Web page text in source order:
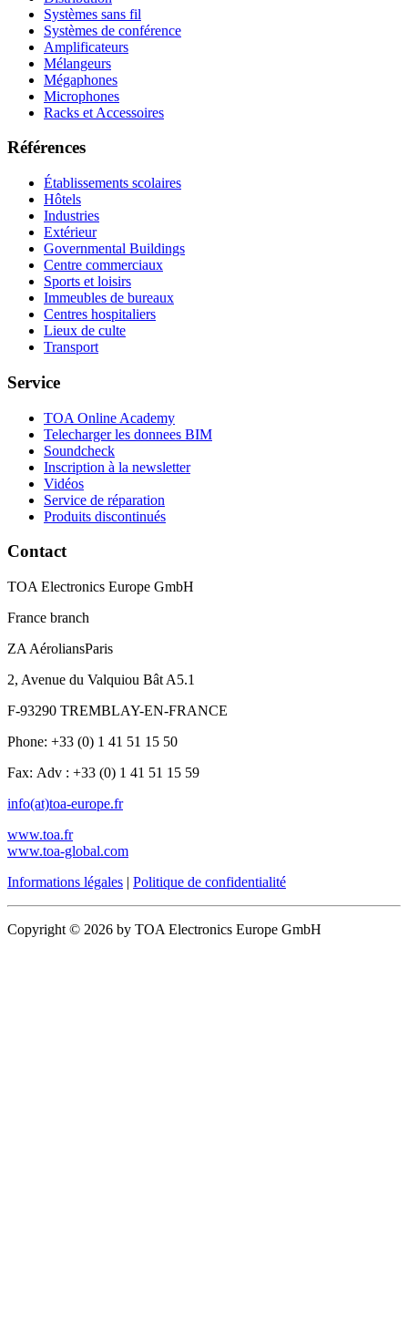
Systèmes sans fil
Systèmes de conférence
Amplificateurs
Mélangeurs
Mégaphones
Microphones
Racks et Accessoires
Références
Établissements scolaires
Hôtels
Industries
Extérieur
Governmental Buildings
Centre commerciaux
Sports et loisirs
Immeubles de bureaux
Centres hospitaliers
Lieux de culte
Transport
Service
TOA Online Academy
Telecharger les donnees BIM
Soundcheck
Inscription à la newsletter
Vidéos
Service de réparation
Produits discontinués
Contact
TOA Electronics Europe GmbH
France branch
ZA AéroliansParis
2, Avenue du Valquiou Bât A5.1
F-93290 TREMBLAY-EN-FRANCE
Phone: +33 (0) 1 41 51 15 50
Fax: Adv : +33 (0) 1 41 51 15 59
info(at)toa-europe.fr
www.toa.fr
www.toa-global.com
Informations légales | Politique de confidentialité
Copyright © 2026 by TOA Electronics Europe GmbH